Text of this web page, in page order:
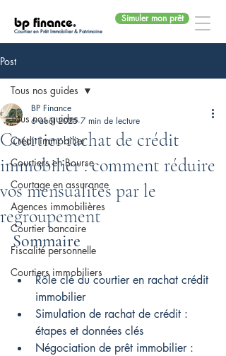
bp finance.
Courtier en Prêt Immobilier & Patrimoine
Simuler mon prêt
Post
Tous nos guides
Crédit immobilier
Courtiers en Bourse
Courtage en assurance
Agences immobilières
Courtier bancaire
Fiscalité personnelle
Courtiers immobiliers
Tous nos guides
Courtier rachat de crédit
immobilier : comment réduire
vos mensualités par le
regroupement
BP Finance
6 août 2025 7 min de lecture
Sommaire
Rôle clé du courtier en rachat crédit
immobilier
Simulation de rachat de crédit :
étapes et données clés
Négociation de prêt immobilier :